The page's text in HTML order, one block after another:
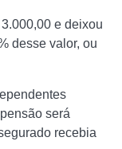
e deixou
desse valor, ou
será
recebia